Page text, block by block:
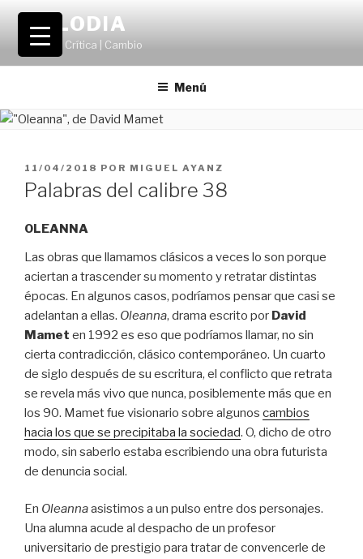
Saltar
contenido
VOLODIA
Teatro | Crítica | Cambio
Menú
PUBLICADO
EL
11/04/2018 POR MIGUEL AYANZ
Palabras del calibre 38
OLEANNA
Las obras que llamamos clásicos a veces lo son porque
aciertan a trascender su momento y retratar distintas
épocas. En algunos casos, podríamos pensar que casi se
adelantan a ellas. Oleanna, drama escrito por David
Mamet en 1992 es eso que podríamos llamar, no sin
cierta contradicción, clásico contemporáneo. Un cuarto
de siglo después de su escritura, el conflicto que retrata
se revela más vivo que nunca, posiblemente más que en
los 90. Mamet fue visionario sobre algunos cambios
hacia los que se precipitaba la sociedad. O, dicho de otro
modo, sin saberlo estaba escribiendo una obra futurista
de denuncia social.
En Oleannaasistimos a un pulso entre dos personajes.
Una alumna acude al despacho de un profesor
universitario de prestigio para tratar de convencerle de